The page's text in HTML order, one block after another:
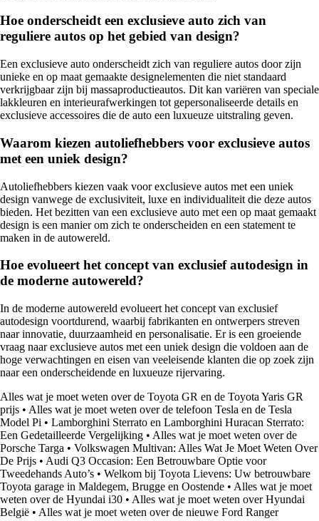
Hoe onderscheidt een exclusieve auto zich van
reguliere autos op het gebied van design?
Een exclusieve auto onderscheidt zich van reguliere autos door zijn
unieke en op maat gemaakte designelementen die niet standaard
verkrijgbaar zijn bij massaproductieautos. Dit kan variëren van speciale
lakkleuren en interieurafwerkingen tot gepersonaliseerde details en
exclusieve accessoires die de auto een luxueuze uitstraling geven.
Waarom kiezen autoliefhebbers voor exclusieve autos
met een uniek design?
Autoliefhebbers kiezen vaak voor exclusieve autos met een uniek
design vanwege de exclusiviteit, luxe en individualiteit die deze autos
bieden. Het bezitten van een exclusieve auto met een op maat gemaakt
design is een manier om zich te onderscheiden en een statement te
maken in de autowereld.
Hoe evolueert het concept van exclusief autodesign in
de moderne autowereld?
In de moderne autowereld evolueert het concept van exclusief
autodesign voortdurend, waarbij fabrikanten en ontwerpers streven
naar innovatie, duurzaamheid en personalisatie. Er is een groeiende
vraag naar exclusieve autos met een uniek design die voldoen aan de
hoge verwachtingen en eisen van veeleisende klanten die op zoek zijn
naar een onderscheidende en luxueuze rijervaring.
Alles wat je moet weten over de Toyota GR en de Toyota Yaris GR
prijs • Alles wat je moet weten over de telefoon Tesla en de Tesla
Model Pi • Lamborghini Sterrato en Lamborghini Huracan Sterrato:
Een Gedetailleerde Vergelijking • Alles wat je moet weten over de
Porsche Targa • Volkswagen Multivan: Alles Wat Je Moet Weten Over
De Prijs • Audi Q3 Occasion: Een Betrouwbare Optie voor
Tweedehands Auto’s • Welkom bij Toyota Lievens: Uw betrouwbare
Toyota garage in Maldegem, Brugge en Oostende • Alles wat je moet
weten over de Hyundai i30 • Alles wat je moet weten over Hyundai
België • Alles wat je moet weten over de nieuwe Ford Ranger